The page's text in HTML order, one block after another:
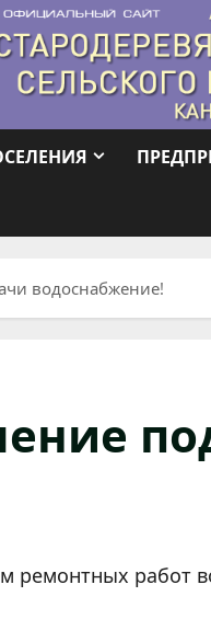
водоснабжение!
ремонтных